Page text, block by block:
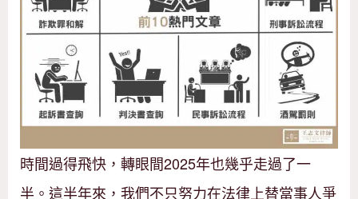
時間過得飛快，轉眼間2025年也幾乎走過了一
半。這半年來，我們不只努力在法律上替當事人爭